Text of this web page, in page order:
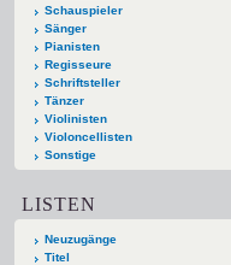
Schauspieler
Sänger
Pianisten
Regisseure
Schriftsteller
Tänzer
Violinisten
Violoncellisten
Sonstige
LISTEN
Neuzugänge
Titel